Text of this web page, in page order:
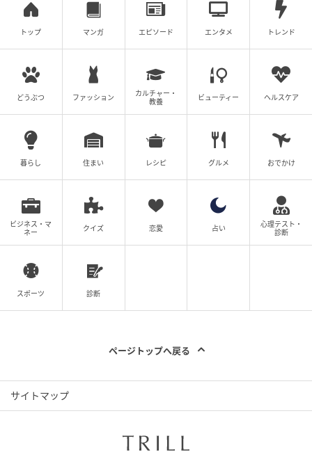
トップ マンガ エピソード エンタメ トレンド
どうぶつ ファッション
カルチャー・
教養
ビューティー ヘルスケア
暮らし 住まい レシピ グルメ おでかけ
ビジネス・マ
ネー
クイズ 恋愛 占い
心理テスト・
診断
スポーツ 診断
ページトップへ戻る
サイトマップ